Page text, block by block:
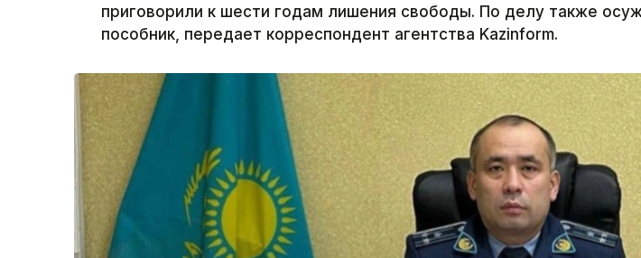
приговорили к шести годам лишения свободы. По делу также
пособник, передает корреспондент агентства Kazinform.